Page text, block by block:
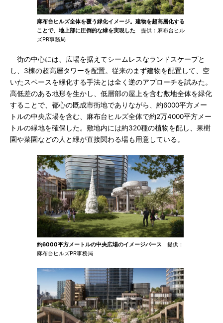
麻布台ヒルズ全体を覆う緑化イメージ。建物を超高層化する
ことで、地上部に圧倒的な緑を実現した 提供：麻布台ヒル
ズPR事務局
街の中心には、広場を据えてシームレスなランドスケープと
し、3棟の超高層タワーを配置。従来のまず建物を配置して、空
いたスペースを緑化する手法とは全く逆のアプローチを試みた。
高低差のある地形を生かし、低層部の屋上を含む敷地全体を緑化
することで、都心の既成市街地でありながら、約6000平方メー
トルの中央広場を含む、麻布台ヒルズ全体で約2万4000平方メー
トルの緑地を確保した。敷地内には約320種の植物を配し、果樹
園や菜園などの人と緑が直接関わる場も用意している。
約6000平方メートルの中央広場のイメージパース 提供：
麻布台ヒルズPR事務局